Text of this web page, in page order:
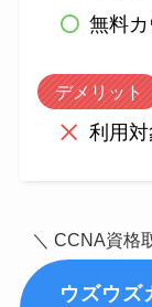
無料
デメリット
利用
＼ CCNA資格
ウズウズ